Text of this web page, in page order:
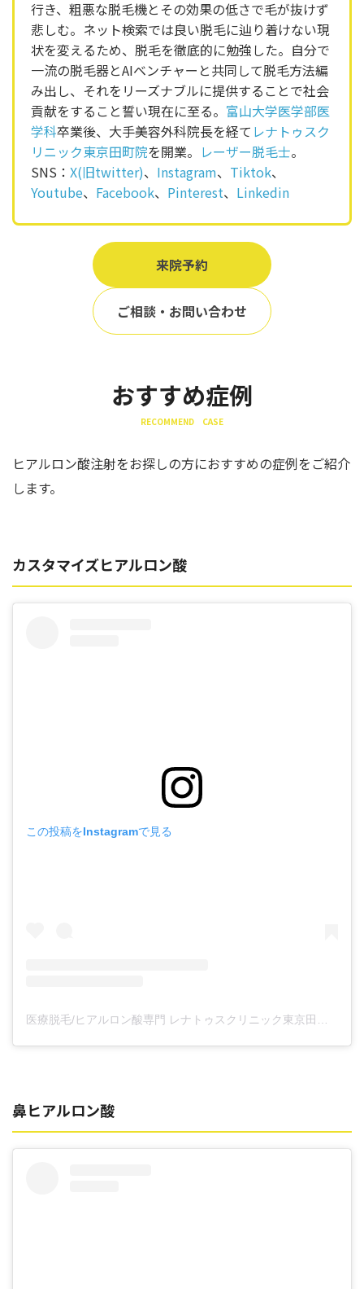
行き、粗悪な脱毛機とその効果の低さで毛が抜けず
悲しむ。ネット検索では良い脱毛に辿り着けない現
状を変えるため、脱毛を徹底的に勉強した。自分で
一流の脱毛器とAIベンチャーと共同して脱毛方法編
み出し、それをリーズナブルに提供することで社会
貢献をすること誓い現在に至る。 富山大学医学部医
学科卒業後、大手美容外科院長を経て レナトゥスク
リニック東京田町院を開業。 レーザー脱毛士。
SNS： X(旧twitter)、 Instagram、 Tiktok、
Youtube、 Facebook、 Pinterest、 Linkedin
来院予約
ご相談・お問い合わせ
おすすめ症例
RECOMMEND CASE
ヒアルロン酸注射をお探しの方におすすめの症例をご紹介
します。
カスタマイズヒアルロン酸
この投稿をInstagramで見る
鼻ヒアルロン酸